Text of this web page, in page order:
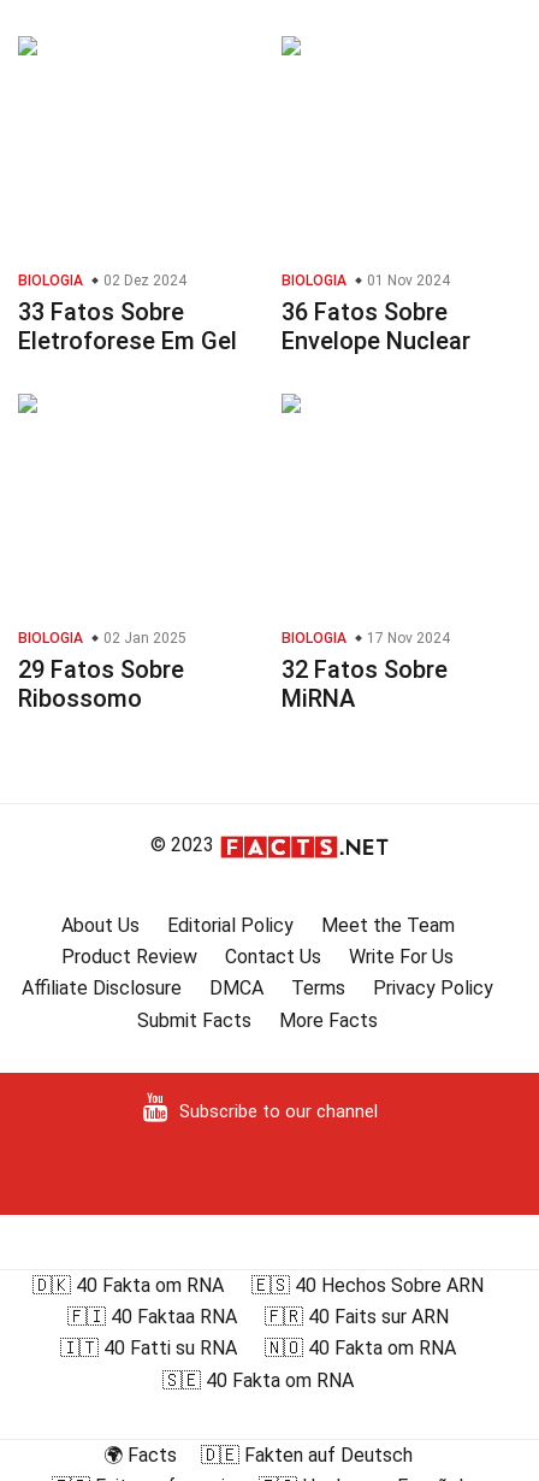
BIOLOGIA 02 Dez 2024
33 Fatos Sobre
Eletroforese Em Gel
BIOLOGIA 01 Nov 2024
36 Fatos Sobre
Envelope Nuclear
BIOLOGIA 02 Jan 2025
29 Fatos Sobre
Ribossomo
BIOLOGIA 17 Nov 2024
32 Fatos Sobre
MiRNA
© 2023
About Us Editorial Policy
Meet the Team
Product Review
Contact Us
Write For Us
Affiliate Disclosure
DMCA Terms
Privacy Policy
Submit Facts
More Facts
Subscribe to our channel
🇩🇰 40 Fakta om RNA
🇪🇸 40 Hechos Sobre ARN
🇫🇮 40 Faktaa RNA
🇫🇷 40 Faits sur ARN
🇮🇹 40 Fatti su RNA
🇳🇴 40 Fakta om RNA
🇸🇪 40 Fakta om RNA
🌍 Facts
🇩🇪 Fakten auf Deutsch